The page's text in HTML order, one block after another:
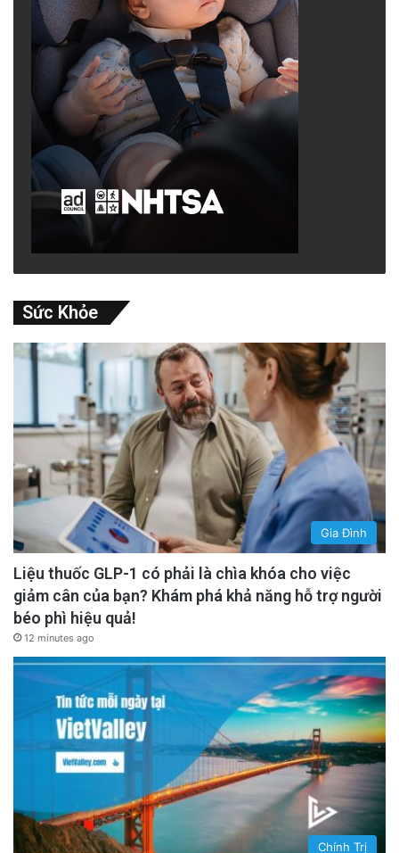
Sức Khỏe
Gia Đình
Liệu thuốc GLP-1 có phải là chìa khóa cho việc
giảm cân của bạn? Khám phá khả năng hỗ trợ người
béo phì hiệu quả!
12 minutes ago
Chính Trị